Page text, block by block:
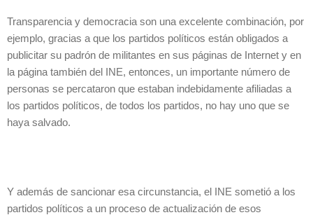
Transparencia y democracia son una excelente combinación, por
ejemplo, gracias a que los partidos políticos están obligados a
publicitar su padrón de militantes en sus páginas de Internet y en
la página también del INE, entonces, un importante número de
personas se percataron que estaban indebidamente afiliadas a
los partidos políticos, de todos los partidos, no hay uno que se
haya salvado.
Y además de sancionar esa circunstancia, el INE sometió a los
partidos políticos a un proceso de actualización de esos